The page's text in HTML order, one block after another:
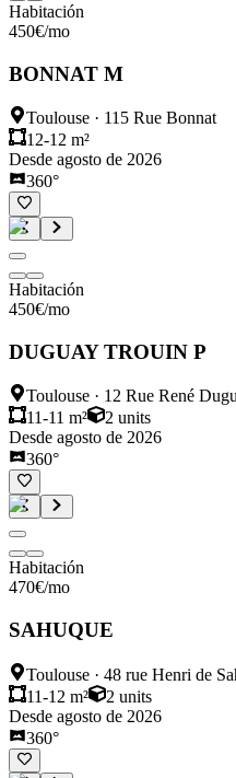
Habitación
450€/mo
BONNAT M
Toulouse · 115 Rue Bonnat
12-12 m²
Desde agosto de 2026
360°
Habitación
450€/mo
DUGUAY TROUIN P
Toulouse · 12 Rue René
11-11 m²
2 units
Desde agosto de 2026
360°
Habitación
470€/mo
SAHUQUE
Toulouse · 48 rue Henri de
11-12 m²
2 units
Desde agosto de 2026
360°